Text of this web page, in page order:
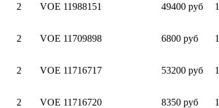
2 VOE 11988151 49400 руб 1
2 VOE 11709898 6800 руб 1
2 VOE 11716717 53200 руб 1
2 VOE 11716720 8350 руб 1